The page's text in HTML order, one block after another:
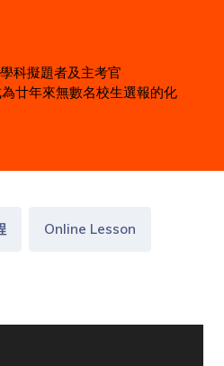
科擬題者及主考官
廿年來無數名校生選報的化
Online Lesson